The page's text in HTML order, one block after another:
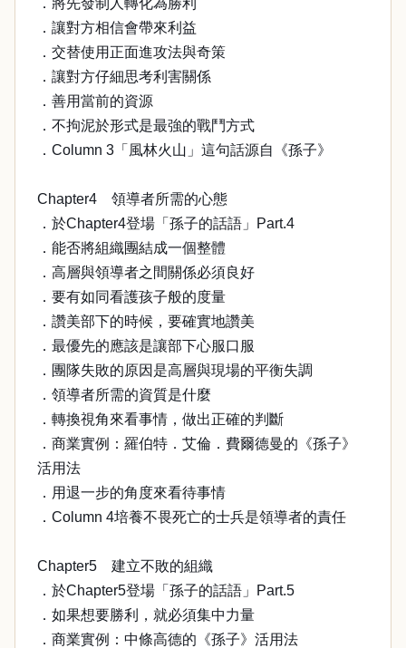
．將先發制人轉化為勝利
．讓對方相信會帶來利益
．交替使用正面進攻法與奇策
．讓對方仔細思考利害關係
．善用當前的資源
．不拘泥於形式是最強的戰鬥方式
．Column 3「風林火山」這句話源自《孫子》
Chapter4 領導者所需的心態
．於Chapter4登場「孫子的話語」Part.4
．能否將組織團結成一個整體
．高層與領導者之間關係必須良好
．要有如同看護孩子般的度量
．讚美部下的時候，要確實地讚美
．最優先的應該是讓部下心服口服
．團隊失敗的原因是高層與現場的平衡失調
．領導者所需的資質是什麼
．轉換視角來看事情，做出正確的判斷
．商業實例：羅伯特．艾倫．費爾德曼的《孫子》
活用法
．用退一步的角度來看待事情
．Column 4培養不畏死亡的士兵是領導者的責任
Chapter5 建立不敗的組織
．於Chapter5登場「孫子的話語」Part.5
．如果想要勝利，就必須集中力量
．商業實例：中條高德的《孫子》活用法